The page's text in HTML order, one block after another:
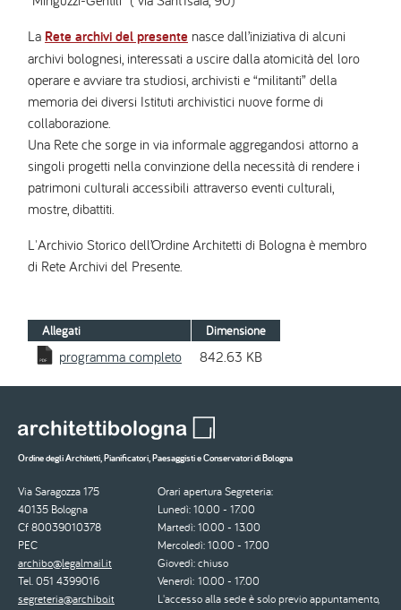
La Rete archivi del presente nasce dall’iniziativa di alcuni
archivi bolognesi, interessati a uscire dalla atomicità del loro
operare e avviare tra studiosi, archivisti e “militanti” della
memoria dei diversi Istituti archivistici nuove forme di
collaborazione.
Una Rete che sorge in via informale aggregandosi attorno a
singoli progetti nella convinzione della necessità di rendere i
patrimoni culturali accessibili attraverso eventi culturali,
mostre, dibattiti.
L'Archivio Storico dell’Ordine Architetti di Bologna è membro
di Rete Archivi del Presente.
Allegati Dimensione
programma completo 842.63 KB
Ordine degli Architetti, Pianificatori, Paesaggisti e Conservatori di Bologna
Via Saragozza 175
40135 Bologna
Cf 80039010378
PEC
archibo@legalmail.it
Tel. 051 4399016
segreteria@archibo.it
Orari apertura Segreteria:
Lunedì: 10.00 - 17.00
Martedì: 10.00 - 13.00
Mercoledì: 10.00 - 17.00
Giovedì: chiuso
Venerdì: 10.00 - 17.00
L'accesso alla sede è solo previo appuntamento,